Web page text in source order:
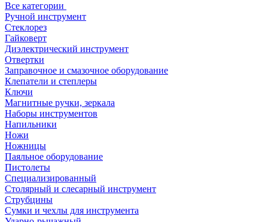
Все категории
Ручной инструмент
Стеклорез
Гайковерт
Диэлектрический инструмент
Отвертки
Заправочное и смазочное оборудование
Клепатели и степлеры
Ключи
Магнитные ручки, зеркала
Наборы инструментов
Напильники
Ножи
Ножницы
Паяльное оборудование
Пистолеты
Специализированный
Столярный и слесарный инструмент
Струбцины
Сумки и чехлы для инструмента